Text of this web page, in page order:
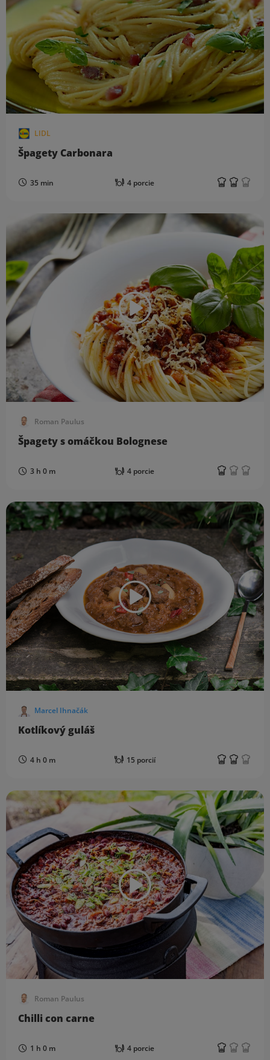
LIDL
Špagety Carbonara
35 min 4 porcie
Roman Paulus
Špagety s omáčkou Bolognese
3 h 0 m 4 porcie
Marcel Ihnačák
Kotlíkový guláš
4 h 0 m 15 porcií
Roman Paulus
Chilli con carne
1 h 0 m 4 porcie